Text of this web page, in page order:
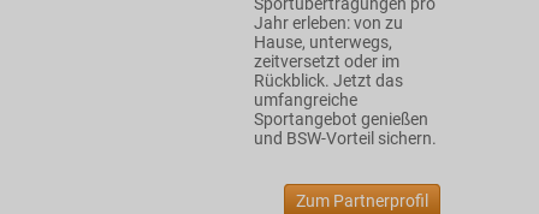
Jahr erleben: von zu
Hause, unterwegs,
zeitversetzt oder im
Rückblick. Jetzt das
umfangreiche
Sportangebot genießen
und BSW-Vorteil sichern.
Zum Partnerprofil